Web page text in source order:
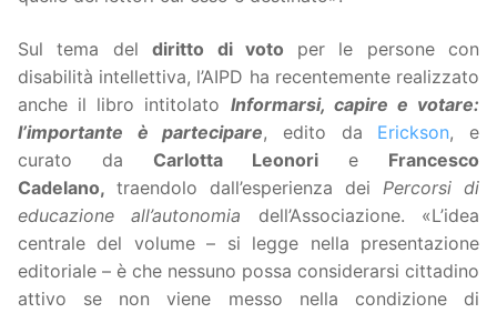
Sul tema deldiritto di voto per le persone con
disabilità intellettiva, l’AIPD ha recentemente realizzato
anche il libro intitolato Informarsi, capire e votare:
l’importante è partecipare, edito da Erickson, e
curato da Carlotta Leonori e Francesco
Cadelano, traendolo dall’esperienza dei Percorsi di
educazione all’autonomia dell’Associazione. «L’idea
centrale del volume – si legge nella presentazione
editoriale – è che nessuno possa considerarsi cittadino
attivo se non viene messo nella condizione di